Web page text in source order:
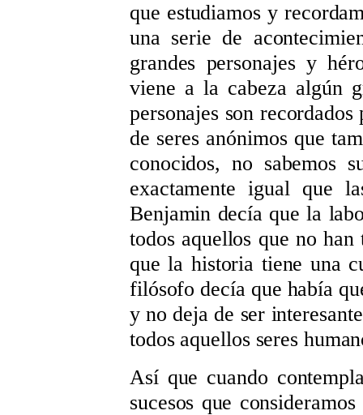
que estudiamos y
una serie de
grandes personajes y
viene a la cabeza algún
personajes son
de seres anónimos que
conocidos, no sabemos
exactamente igual que
Benjamin decía que la
todos aquellos que no
que la historia tiene una
filósofo decía que había
y no deja de ser
todos aquellos seres
Así que cuando
sucesos que